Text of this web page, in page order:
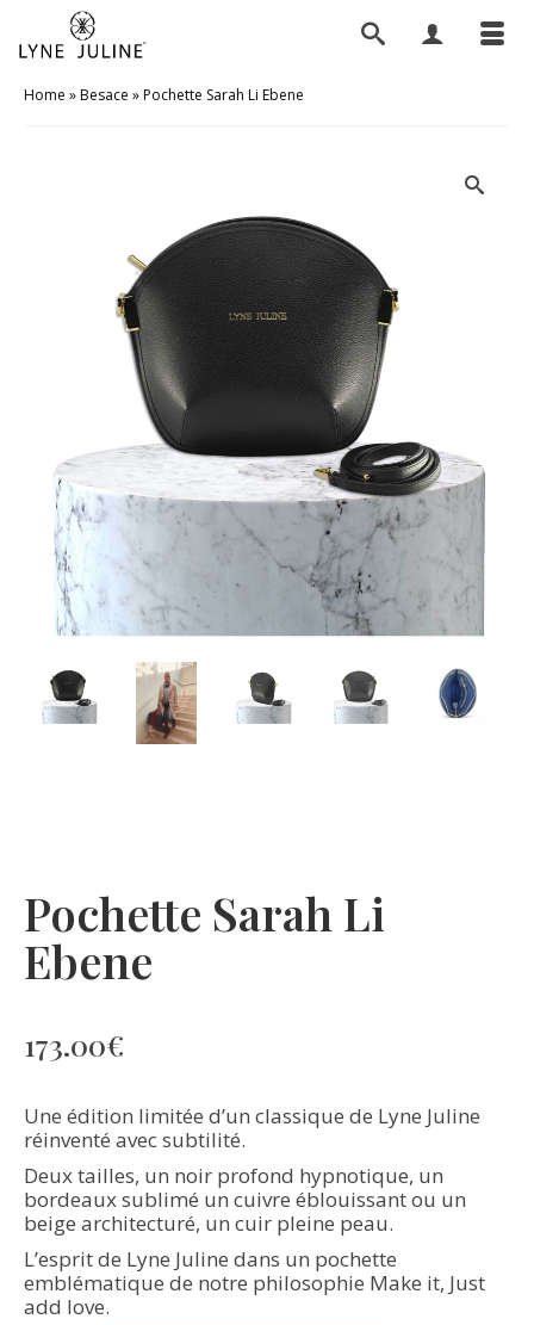
Home »Besace »Pochette Sarah Li Ebene
Pochette Sarah Li
Ebene
173.00€
Une édition limitée d’un classique de Lyne Juline
réinventé avec subtilité.
Deux tailles, un noir profond hypnotique, un
bordeaux sublimé un cuivre éblouissant ou un
beige architecturé, un cuir pleine peau.
L’esprit de Lyne Juline dans un pochette
emblématique de notre philosophie Make it, Just
add love.